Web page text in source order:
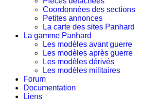
Coordonnées des sections
Petites annonces
La carte des sites Panhard
La gamme Panhard
Les modèles avant guerre
Les modèles après guerre
Les modèles dérivés
Les modèles militaires
Forum
Documentation
Liens